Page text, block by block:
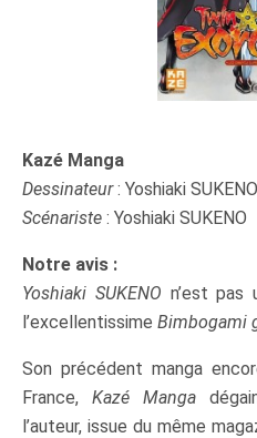
Kazé Manga
Dessinateur: Yoshiaki SUKENO
Scénariste : Yoshiaki SUKENO
Notre avis :
Yoshiaki SUKENO n’est pas
l’excellentissime Bimbogami
Son précédent manga
France,Kazé Manga
l’auteur, issue du même